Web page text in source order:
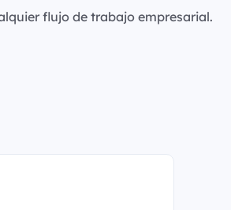
flujo de trabajo empresarial.